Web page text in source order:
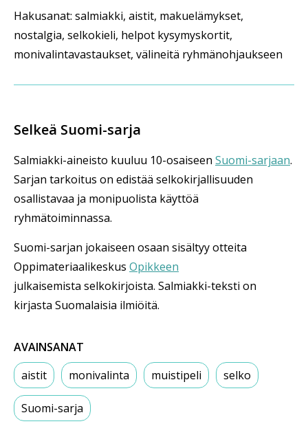
Hakusanat: salmiakki, aistit, makuelämykset,
nostalgia, selkokieli, helpot kysymyskortit,
monivalintavastaukset, välineitä ryhmänohjaukseen
Selkeä Suomi-sarja
Salmiakki-aineisto kuuluu 10-osaiseen Suomi-sarjaan.
Sarjan tarkoitus on edistää selkokirjallisuuden
osallistavaa ja monipuolista käyttöä
ryhmätoiminnassa.
Suomi-sarjan jokaiseen osaan sisältyy otteita
Oppimateriaalikeskus Opikkeen
julkaisemista selkokirjoista. Salmiakki-teksti on
kirjasta Suomalaisia ilmiöitä.
AVAINSANAT
aistit
monivalinta muistipeli selko
Suomi-sarja